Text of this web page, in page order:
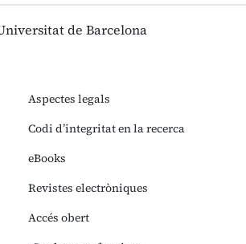
Aspectes legals
Codi d’integritat en la recerca
eBooks
Revistes electròniques
Accés obert